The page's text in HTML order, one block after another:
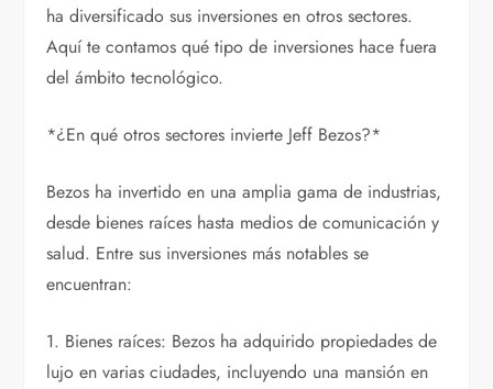
ha diversificado sus inversiones en otros sectores.
Aquí te contamos qué tipo de inversiones hace fuera
del ámbito tecnológico.
*¿En qué otros sectores invierte Jeff Bezos?*
Bezos ha invertido en una amplia gama de industrias,
desde bienes raíces hasta medios de comunicación y
salud. Entre sus inversiones más notables se
encuentran:
1. Bienes raíces: Bezos ha adquirido propiedades de
lujo en varias ciudades, incluyendo una mansión en